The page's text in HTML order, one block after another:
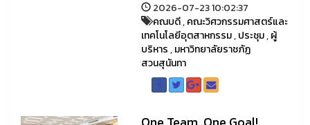
2026-07-23 10:02:37
คณบดี,คณะวิศวกรรมศาสตร์และ
เทคโนโลยีอุตสาหกรรม,ประชุม,ผู้
บริหาร,มหาวิทยาลัยราชภัฏ
สวนสุนันทา